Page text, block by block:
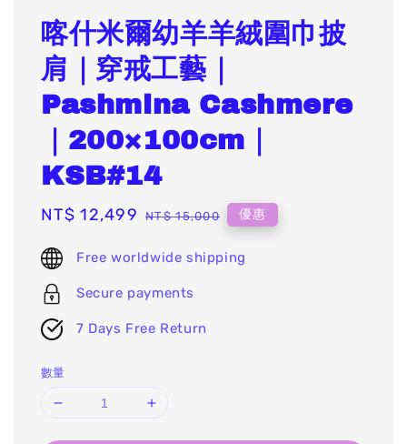
喀什米爾幼羊羊絨圍巾披
肩｜穿戒工藝｜
Pashmina Cashmere
｜200×100cm｜
KSB#14
Sale
NT$ 12,499 Regular
NT$ 15,000 優惠
Free worldwide shipping
Secure payments
7 Days Free Return
數量